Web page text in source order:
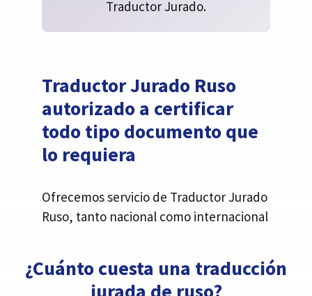
Traductor Jurado.
Traductor Jurado Ruso
autorizado a certificar
todo tipo documento que
lo requiera
Ofrecemos servicio de Traductor Jurado
Ruso, tanto nacional como internacional
¿Cuánto cuesta una traducción
jurada de ruso?